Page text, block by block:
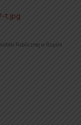
Publicznej w Rząśni